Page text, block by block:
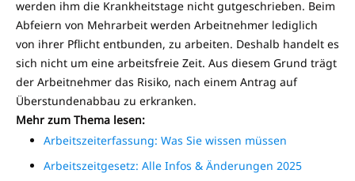
werden ihm die Krankheitstage nicht gutgeschrieben. Beim
Abfeiern von Mehrarbeit werden Arbeitnehmer lediglich
von ihrer Pflicht entbunden, zu arbeiten. Deshalb handelt es
sich nicht um eine arbeitsfreie Zeit. Aus diesem Grund trägt
der Arbeitnehmer das Risiko, nach einem Antrag auf
Überstundenabbau zu erkranken.
Mehr zum Thema lesen:
Arbeitszeiterfassung: Was Sie wissen müssen
Arbeitszeitgesetz: Alle Infos & Änderungen 2025